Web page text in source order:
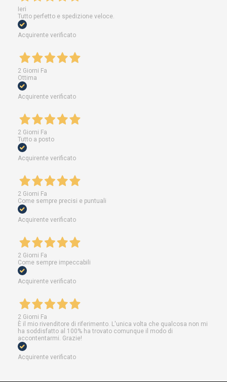
Ieri
Tutto perfetto e spedizione veloce.
Acquirente verificato
2 Giorni Fa
Ottima
Acquirente verificato
2 Giorni Fa
Tutto a posto
Acquirente verificato
2 Giorni Fa
Come sempre precisi e puntuali
Acquirente verificato
2 Giorni Fa
Come sempre impeccabili
Acquirente verificato
2 Giorni Fa
È il mio rivenditore di riferimento. L'unica volta che qualcosa non mi
ha soddisfatto al 100% ha trovato comunque il modo di
accontentarmi. Grazie!
Acquirente verificato